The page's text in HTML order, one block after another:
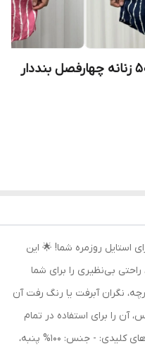
تونیک راه راه پنبه فری سایز تا 50 زنانه چهارفصل بنددار
استایل روزمره شما! 🌟 این
بی‌نظیری را برای شما
نگران آبرفت یا رنگ رفت آن
آن را برای استفاده در تمام
فصول سال مناسب ساخته است. ویژگی‌های کلیدی: - جنس: 100% پنبه،